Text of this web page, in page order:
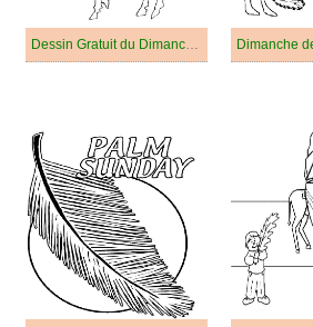
Dessin Gratuit du Dimanche des Rameaux